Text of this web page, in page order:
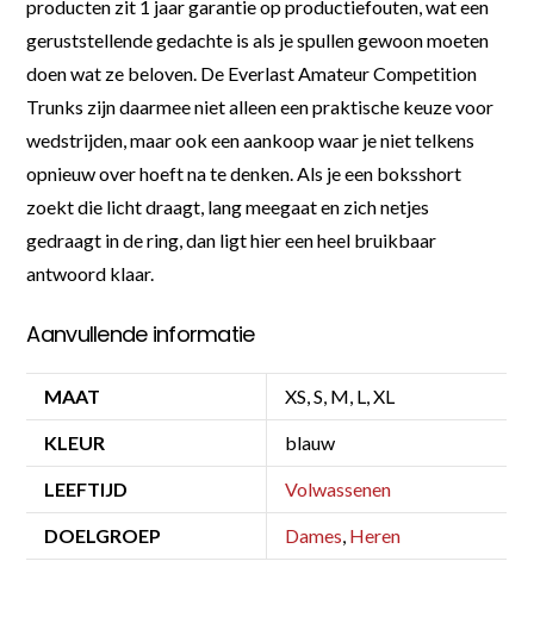
producten zit 1 jaar garantie op productiefouten, wat een
geruststellende gedachte is als je spullen gewoon moeten
doen wat ze beloven. De Everlast Amateur Competition
Trunks zijn daarmee niet alleen een praktische keuze voor
wedstrijden, maar ook een aankoop waar je niet telkens
opnieuw over hoeft na te denken. Als je een boksshort
zoekt die licht draagt, lang meegaat en zich netjes
gedraagt in de ring, dan ligt hier een heel bruikbaar
antwoord klaar.
Aanvullende informatie
MAAT XS, S, M, L, XL
KLEUR blauw
LEEFTIJD Volwassenen
DOELGROEP Dames Heren